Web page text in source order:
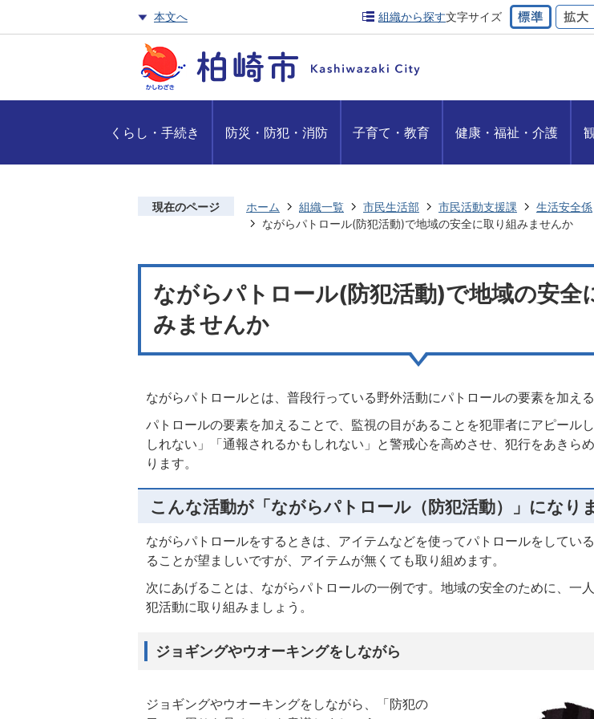
本文へ 組織から探す文字サイズ
くらし・手続き 防災・防犯・消防 子育て・教育 健康・福祉・介護
現在のページ ホーム 組織一覧 市民生活部 市民活動支援課 生活安全係
ながらパトロール(防犯活動)で地域の安全に取り組みませんか
ながらパトロール(防犯活動)で地域の安全
みませんか
ながらパトロールとは、普段行っている野外活動にパトロールの要素を加える
パトロールの要素を加えることで、監視の目があることを犯罪者にアピール
しれない」「通報されるかもしれない」と警戒心を高めさせ、犯行をあきら
ります。
こんな活動が「ながらパトロール（防犯活動）」になり
ながらパトロールをするときは、アイテムなどを使ってパトロールをしてい
ることが望ましいですが、アイテムが無くても取り組めます。
次にあげることは、ながらパトロールの一例です。地域の安全のために、一
犯活動に取り組みましょう。
ジョギングやウオーキングをしながら
ジョギングやウオーキングをしながら、「防犯の